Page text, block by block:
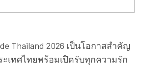
Thailand 2026 เป็นโอกาสสำคัญ
ะเทศไทยพร้อมเปิดรับทุกความรัก